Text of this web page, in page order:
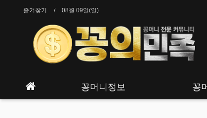
즐겨찾기 08월 09일(일)
꽁머니정보 꽁